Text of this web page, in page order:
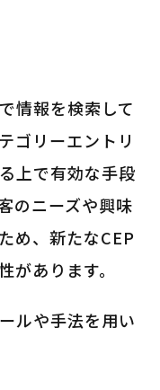
情報を検索して
ゴリーエントリ
上で有効な手段
のニーズや興味
め、新たなCEP
があります。
ルや手法を用い